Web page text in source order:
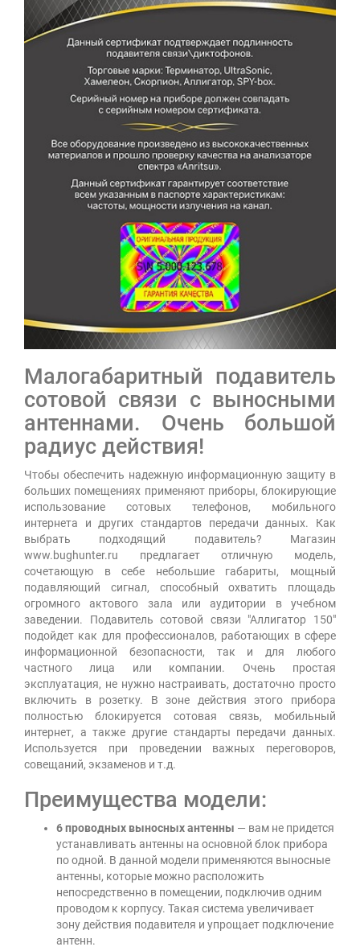
Малогабаритный подавитель
сотовой связи с выносными
антеннами. Очень большой
радиус действия!
Чтобы обеспечить надежную информационную защиту в
больших помещениях применяют приборы, блокирующие
использование сотовых телефонов, мобильного
интернета и других стандартов передачи данных. Как
выбрать подходящий подавитель? Магазин
www.bughunter.ru предлагает отличную модель,
сочетающую в себе небольшие габариты, мощный
подавляющий сигнал, способный охватить площадь
огромного актового зала или аудитории в учебном
заведении. Подавитель сотовой связи "Аллигатор 150"
подойдет как для профессионалов, работающих в сфере
информационной безопасности, так и для любого
частного лица или компании. Очень простая
эксплуатация, не нужно настраивать, достаточно просто
включить в розетку. В зоне действия этого прибора
полностью блокируется сотовая связь, мобильный
интернет, а также другие стандарты передачи данных.
Используется при проведении важных переговоров,
совещаний, экзаменов и т.д.
Преимущества модели:
6 проводных выносных антенны — вам не придется
устанавливать антенны на основной блок прибора
по одной. В данной модели применяются выносные
антенны, которые можно расположить
непосредственно в помещении, подключив одним
проводом к корпусу. Такая система увеличивает
зону действия подавителя и упрощает подключение
антенн.